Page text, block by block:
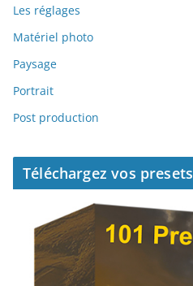
Les réglages
Matériel photo
Paysage
Portrait
Post production
Téléchargez vos presets